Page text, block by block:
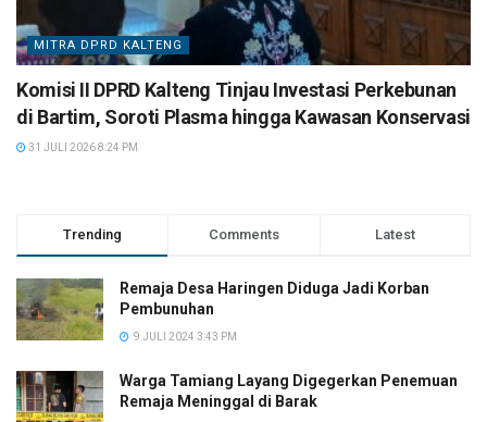
MITRA DPRD KALTENG
Komisi II DPRD Kalteng Tinjau Investasi Perkebunan
di Bartim, Soroti Plasma hingga Kawasan Konservasi
31 JULI 2026 8:24 PM
Trending Comments Latest
Remaja Desa Haringen Diduga Jadi Korban
Pembunuhan
9 JULI 2024 3:43 PM
Warga Tamiang Layang Digegerkan Penemuan
Remaja Meninggal di Barak